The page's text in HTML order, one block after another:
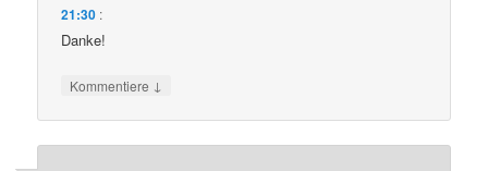
21:30 :
Danke!
Kommentiere ↓